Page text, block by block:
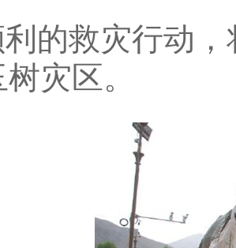
利的救灾行动
灾区。